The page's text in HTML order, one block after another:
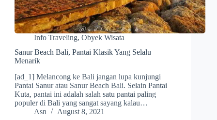
Info Traveling, Obyek Wisata
Sanur Beach Bali, Pantai Klasik Yang Selalu
Menarik
[ad_1] Melancong ke Bali jangan lupa kunjungi
Pantai Sanur atau Sanur Beach Bali. Selain Pantai
Kuta, pantai ini adalah salah satu pantai paling
populer di Bali yang sangat sayang kalau…
Asn
August 8, 2021